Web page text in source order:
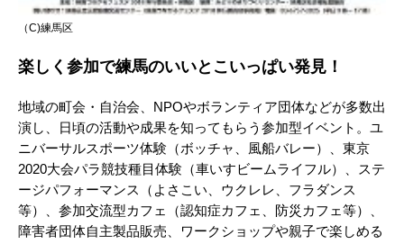
（C)練馬区
楽しく参加で練馬のいいとこいっぱい発見！
地域の町会・自治会、NPOやボランティア団体などが多数出
演し、日頃の活動や成果を知ってもらう参加型イベント。ユ
ニバーサルスポーツ体験（ボッチャ、風船バレー）、東京
2020大会パラ競技種目体験（車いすビームライフル）、ステ
ージパフォーマンス（よさこい、ウクレレ、フラダンス
等）、参加交流型カフェ（認知症カフェ、防災カフェ等）、
障害者団体自主製品販売、ワークショップや親子で楽しめる